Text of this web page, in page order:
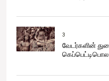
3
வேடர்களின்
கெப்பெட்டிபொல